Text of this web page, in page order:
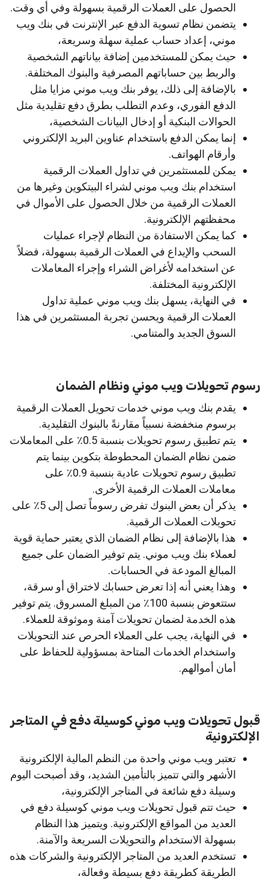
الحصول على العملات الرقمية بسهولة وفي أي وقت.
يتضمن نظام تسوية الدفع عبر الإنترنت في بنك ويب
موني، إعداد حساب عملية سهلة وسريعة،
حيث يمكن للمستخدمين إضافة بياناتهم الشخصية
والربط بين حساباتهم المصرفية والبنوك المختلفة.
بالإضافة إلى ذلك، يوفر بنك ويب موني مزايا مثل
الدفع الفوري، وعدم التطلب بطرق دفع تقليدية مثل
الحوالات البنكية أو إدخال البيانات الشخصية،
إنما يمكن الدفع باستخدام عناوين البريد الإلكتروني
وأرقام الهواتف.
يمكن للمستثمرين في تداول العملات الرقمية
استخدام بنك ويب موني لشراء البيتكوين وغيرها من
العملات الرقمية من خلال الحصول على الأموال في
محفظتهم الإلكترونية.
كما يمكن الاستفادة من النظام لإجراء عمليات
السحب والإيداع في العملات الرقمية بسهولة، فضلاً
عن استخدامه لأغراض الشراء وإجراء المعاملات
الإلكترونية المختلفة.
في النهاية، يسهل بنك ويب موني عملية تداول
العملات الرقمية ويحسن تجربة المستثمرين في هذا
السوق الجديد والمتنامي.
رسوم تحويلات ويب موني ونظام الضمان
يقدم بنك ويب موني خدمات تحويل العملات الرقمية
برسوم منخفضة نسبياً مقارنةً بالبنوك التقليدية.
يتم تطبيق رسوم تحويلات بنسبة 0.5٪ على المعاملات
ضمن نظام الضمان المحطوطة بتكوين بينما يتم
تطبيق رسوم تحويلات عادية بنسبة 0.9٪ على
معاملات العملات الرقمية الأخرى.
يذكر أن بعض البنوك تفرض رسوماً تصل إلى 5٪ على
تحويلات العملات الرقمية.
هذا بالإضافة إلى نظام الضمان الذي يعتبر حماية قوية
لعملاء بنك ويب موني. يتم توفير الضمان على جميع
المبالغ المودعة في الحسابات.
وهذا يعني أنه إذا تعرض حسابك لاختراق أو سرقة،
ستتعوض بنسبة 100٪ من المبلغ المسروق. يتم توفير
هذه الخدمة لضمان تحويلات آمنة وموثوقة للعملاء.
في النهاية، يجب على العملاء الحرص عند التحويلات
واستخدام الخدمات المتاحة بمسؤولية للحفاظ على
أمان أموالهم.
قبول تحويلات ويب موني كوسيلة دفع في المتاجر
الإلكترونية
تعتبر ويب موني واحدة من النظم المالية الإلكترونية
الأشهر والتي تتميز بالتأمين الشديد، وقد أصبحت اليوم
وسيلة دفع شائعة في المتاجر الإلكترونية،
حيث تتم قبول تحويلات ويب موني كوسيلة دفع في
العديد من المواقع الإلكترونية. ويتميز هذا النظام
بسهولة الاستخدام والتحويلات السريعة والآمنة.
تستخدم العديد من المتاجر الإلكترونية والشركات هذه
الطريقة كطريقة دفع بسيطة وفعالة،